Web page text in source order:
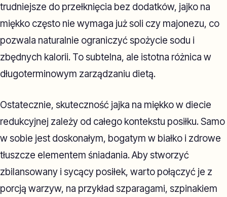
trudniejsze do przełknięcia bez dodatków, jajko na
miękko często nie wymaga już soli czy majonezu, co
pozwala naturalnie ograniczyć spożycie sodu i
zbędnych kalorii. To subtelna, ale istotna różnica w
długoterminowym zarządzaniu dietą.
Ostatecznie, skuteczność jajka na miękko w diecie
redukcyjnej zależy od całego kontekstu posiłku. Samo
w sobie jest doskonałym, bogatym w białko i zdrowe
tłuszcze elementem śniadania. Aby stworzyć
zbilansowany i sycący posiłek, warto połączyć je z
porcją warzyw, na przykład szparagami, szpinakiem